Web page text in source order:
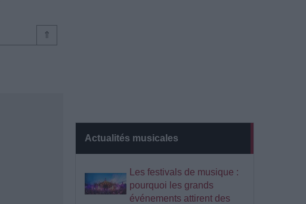
Actualités musicales
Les festivals de musique :
pourquoi les grands
événements attirent des
⇑